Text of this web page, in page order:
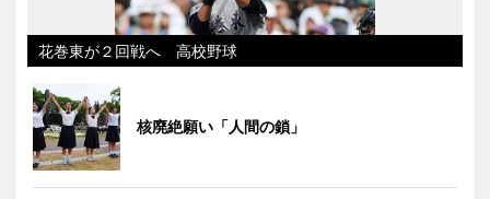
花巻東が２回戦へ 高校野球
核廃絶願い「人間の鎖」